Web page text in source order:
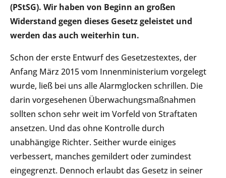
(PStSG). Wir haben von Beginn an großen
Widerstand gegen dieses Gesetz geleistet und
werden das auch weiterhin tun.
Schon der erste Entwurf des Gesetzestextes, der
Anfang März 2015 vom Innenministerium vorgelegt
wurde, ließ bei uns alle Alarmglocken schrillen. Die
darin vorgesehenen Überwachungsmaßnahmen
sollten schon sehr weit im Vorfeld von Straftaten
ansetzen. Und das ohne Kontrolle durch
unabhängige Richter. Seither wurde einiges
verbessert, manches gemildert oder zumindest
eingegrenzt. Dennoch erlaubt das Gesetz in seiner